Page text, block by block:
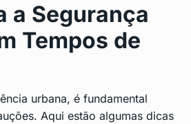
a Segurança
Tempos de
urbana, é fundamental
Aqui estão algumas dicas